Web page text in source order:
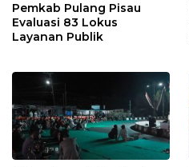
Pemkab Pulang Pisau
Evaluasi 83 Lokus
Layanan Publik